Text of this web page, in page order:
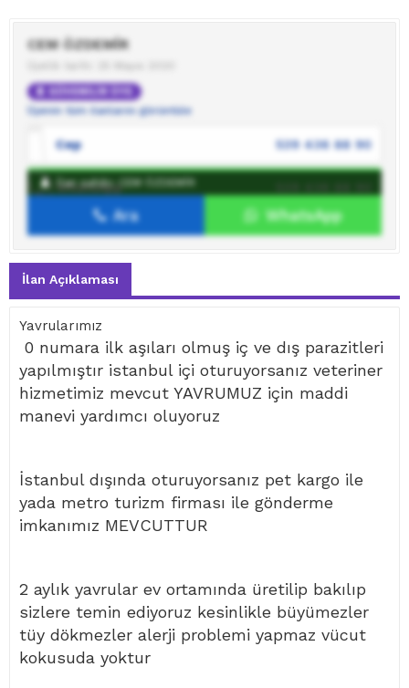
CEM ÖZDEMİR
Üyenin tüm ilanlarını görüntüle
Cep 539 436 88 90
WhatsApp
İlan sahibine mesaj gönder
İlan sahibi: CEM ÖZDEMİR
Ara WhatsApp
İlan Açıklaması
Yavrularımız
0 numara ilk aşıları olmuş iç ve dış parazitleri
yapılmıştır istanbul içi oturuyorsanız veteriner
hizmetimiz mevcut YAVRUMUZ için maddi
manevi yardımcı oluyoruz
İstanbul dışında oturuyorsanız pet kargo ile
yada metro turizm firması ile gönderme
imkanımız MEVCUTTUR
2 aylık yavrular ev ortamında üretilip bakılıp
sizlere temin ediyoruz kesinlikle büyümezler
tüy dökmezler alerji problemi yapmaz vücut
kokusuda yoktur